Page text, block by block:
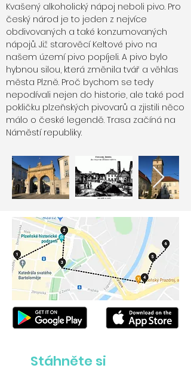
Kvašený alkoholický nápoj neboli pivo. Pro
český národ je to jeden z nejvíce
obdivovaných a také konzumovaných
nápojů. Již starověcí Keltové pivo na
našem území pivo popíjeli. A pivo bylo
hybnou silou, která změnila tvář a věhlas
města Plzně. Proč bychom se tedy
nepodívali nejen do historie, ale také pod
pokličku plzeňských pivovarů a zjistili něco
málo o české legendě. Trasa začíná na
Náměstí republiky.
Stáhněte si